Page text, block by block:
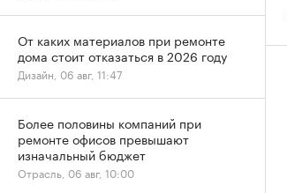
От каких материалов при ремонте
дома стоит отказаться в 2026 году
Дизайн, 06 авг, 11:47
Более половины компаний при
ремонте офисов превышают
изначальный бюджет
Отрасль, 06 авг, 10:00